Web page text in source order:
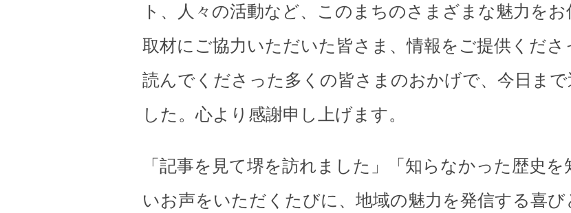
ト、人々の活動など、このまちのさまざまな魅力をお
取材にご協力いただいた皆さま、情報をご提供くだ
読んでくださった多くの皆さまのおかげで、今日ま
した。心より感謝申し上げます。
「記事を見て堺を訪れました」「知らなかった歴史
いお声をいただくたびに、地域の魅力を発信する喜